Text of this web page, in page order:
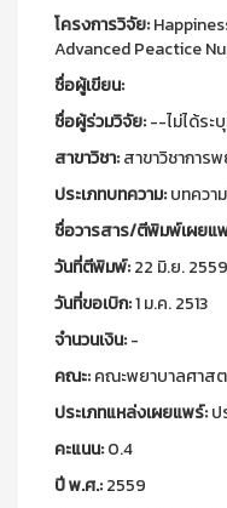
โครงการวิจัย:
Advanced Peactice
ชื่อผู้เขียน:
ชื่อผู้ร่วมวิจัย:--ไม่ได้ร
สาขาวิชา:สาขาวิชาการ
ประเภทบทความ:บทควา
ชื่อวารสาร/ตีพิมพ์เผยแ
วันที่ตีพิมพ์:22 มิ.ย. 2559
วันที่ขอเบิก:1 ม.ค. 2513
จำนวนเงิน:-
คณะ:คณะพยาบาลศาส
ประเภทแหล่งเผยแพร์:ป
คะแนน:0.4
ปี พ.ศ.:2559